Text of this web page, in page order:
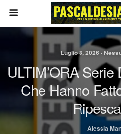
Luglio 8, 2026 •
ULTIM’ORA
Che Hanno
Alessia